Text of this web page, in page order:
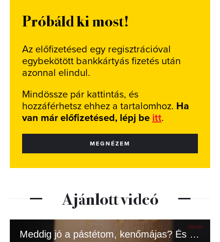
Próbáld ki most!
Az előfizetésed egy regisztrációval
egybekötött bankkártyás fizetés után
azonnal elindul.
Mindössze pár kattintás, és
hozzáférhetsz ehhez a tartalomhoz. Ha
van már előfizetésed, lépj be itt.
MEGNÉZEM
Ajánlott videó
Meddig jó a pástétom, kenőmájas? És hogy marad tovább friss?